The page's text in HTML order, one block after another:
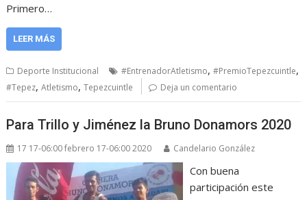
Primero…
LEER MÁS
Deporte Institucional #EntrenadorAtletismo,#PremioTepezcuintle,
#Tepez,Atletismo,Tepezcuintle Deja un comentario
Para Trillo y Jiménez la Bruno Donamors 2020
17 17-06:00 febrero 17-06:00 2020 Candelario González
Con buena
participación este